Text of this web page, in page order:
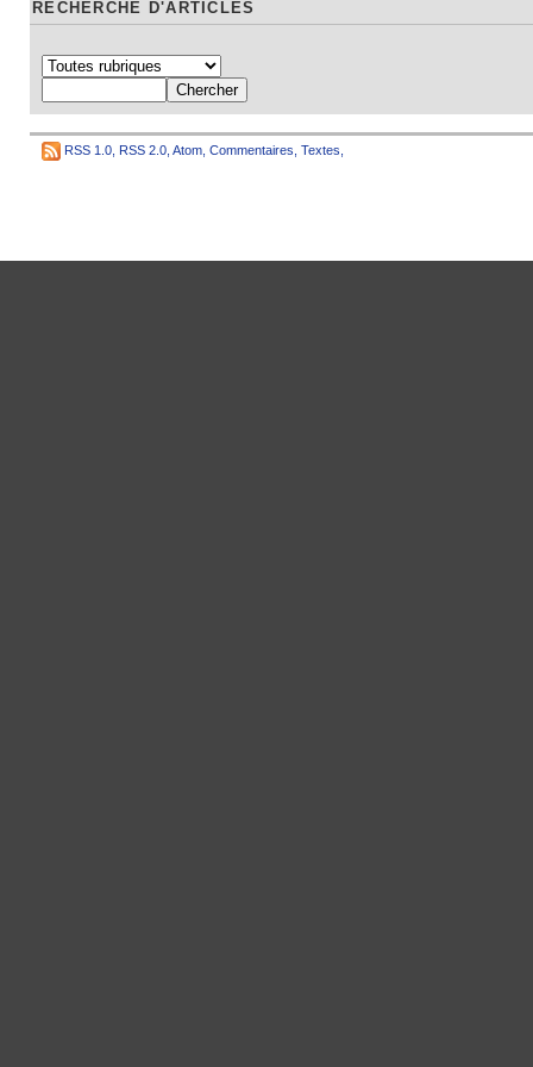
RECHERCHE D'ARTICLES
RSS 1.0 RSS 2.0 Atom Commentaires Textes